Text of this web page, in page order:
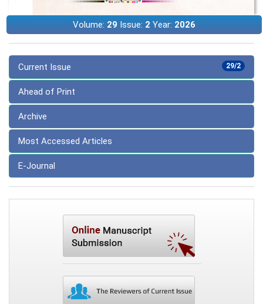
Volume: 29Issue: 2 Year: 2026
29/2
Current Issue
Ahead of Print
Archive
Most Accessed Articles
E-Journal